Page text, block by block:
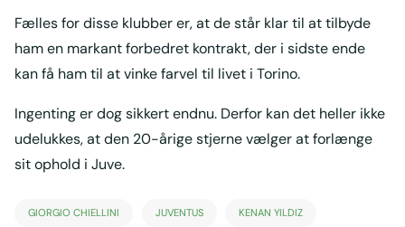
Fælles for disse klubber er, at de står klar til at tilbyde
ham en markant forbedret kontrakt, der i sidste ende
kan få ham til at vinke farvel til livet i Torino.
Ingenting er dog sikkert endnu. Derfor kan det heller ikke
udelukkes, at den 20-årige stjerne vælger at forlænge
sit ophold i Juve.
GIORGIO CHIELLINI JUVENTUS KENAN YILDIZ